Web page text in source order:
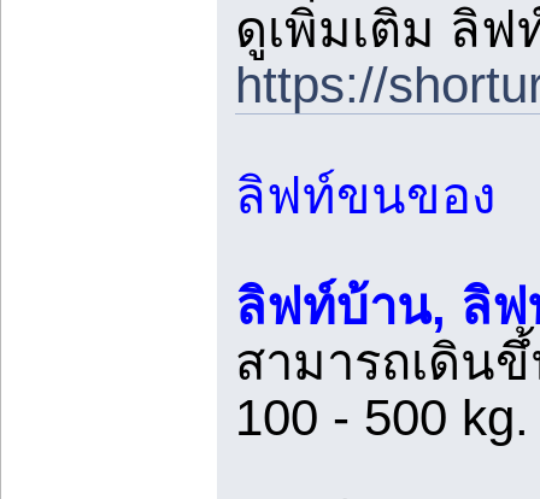
ดูเพิ่มเติม ลิ
https://
ลิฟท์ขนของ
ลิฟท์บ้าน, ลิฟ
สามารถเดิน
100 - 500